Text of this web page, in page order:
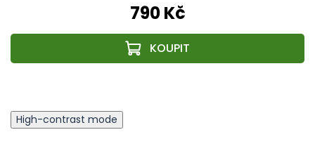
790 Kč
High-contrast mode